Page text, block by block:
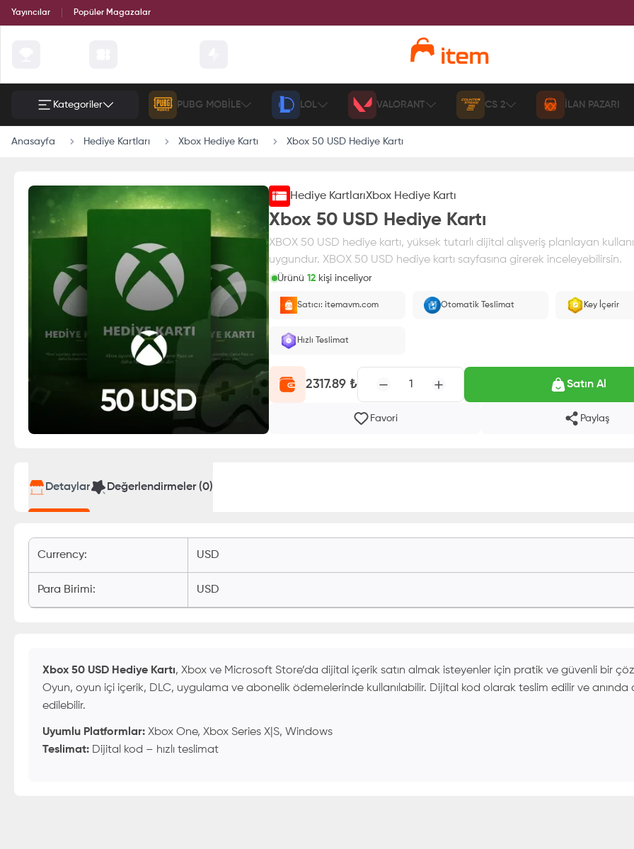
Yayıncılar Popüler Magazalar
Kategoriler PUBG MOBILE LOL VALORANT CS 2 İLAN PAZARI
Anasayfa Hediye Kartları Xbox Hediye Kartı Xbox 50 USD Hediye Kartı
Hediye KartlarıXbox Hediye Kartı
Xbox 50 USD Hediye Kartı
XBOX 50 USD hediye kartı, yüksek tutarlı dijital alışveriş planlayan
uygundur. XBOX 50 USD hediye kartı sayfasına girerek inceleyebilirsin.
Ürünü 12 kişi inceliyor
E-Pin olarak yüklenir.
Satıcı: itemavm.com Otomatik Teslimat Key İçerir
Hızlı Teslimat
2317.89 ₺ 1 Satın Al
Favori Paylaş
Detaylar Değerlendirmeler (0)
Currency: USD
Para Birimi: USD
Xbox 50 USD Hediye Kartı, Xbox ve Microsoft Store’da dijital içerik satın almak isteyenler için pratik ve güvenli bir
Oyun, oyun içi içerik, DLC, uygulama ve abonelik ödemelerinde kullanılabilir. Dijital kod olarak teslim edilir ve anında
edilebilir.
Uyumlu Platformlar: Xbox One, Xbox Series X|S, Windows
Teslimat: Dijital kod – hızlı teslimat